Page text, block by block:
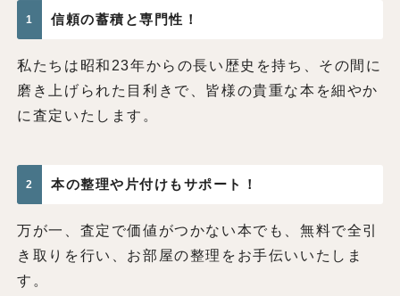
1 信頼の蓄積と専門性！
私たちは昭和23年からの長い歴史を持ち、その間に
磨き上げられた目利きで、皆様の貴重な本を細やか
に査定いたします。
2 本の整理や片付けもサポート！
万が一、査定で価値がつかない本でも、無料で全引
き取りを行い、お部屋の整理をお手伝いいたしま
す。